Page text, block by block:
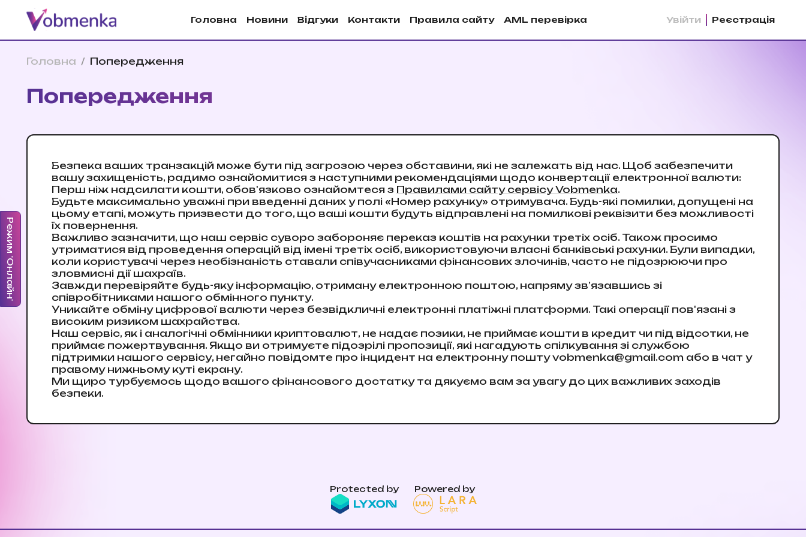
Головна Новини Вiдгуки Контакти Правила сайту AML перевірка Увійти Реєстрацiя
Головна / Попередження
Попередження
Безпека ваших транзакцій може бути під загрозою через обставини, які не залежать від нас. Щоб забезпечити
вашу захищеність, радимо ознайомитися з наступними рекомендаціями щодо конвертації електронної валюти:
Перш ніж надсилати кошти, обов'язково ознайомтеся з Правилами сайту сервісу Vobmenka.
Будьте максимально уважні при введенні даних у полі «Номер рахунку» отримувача. Будь-які помилки, допущені на
цьому етапі, можуть призвести до того, що ваші кошти будуть відправлені на помилкові реквізити без можливості
їх повернення.
Важливо зазначити, що наш сервіс суворо забороняє переказ коштів на рахунки третіх осіб. Також просимо
утриматися від проведення операцій від імені третіх осіб, використовуючи власні банківські рахунки. Були випадки,
коли користувачі через необізнаність ставали співучасниками фінансових злочинів, часто не підозрюючи про
зловмисні дії шахраїв.
Завжди перевіряйте будь-яку інформацію, отриману електронною поштою, напряму зв’язавшись зі
співробітниками нашого обмінного пункту.
Уникайте обміну цифрової валюти через безвідкличні електронні платіжні платформи. Такі операції пов'язані з
високим ризиком шахрайства.
Наш сервіс, як і аналогічні обмінники криптовалют, не надає позики, не приймає кошти в кредит чи під відсотки, не
приймає пожертвування. Якщо ви отримуєте підозрілі пропозиції, які нагадують спілкування зі службою
підтримки нашого сервісу, негайно повідомте про інцидент на електронну поштуvobmenka@gmail.com або в чат у
правому нижньому куті екрану.
Ми щиро турбуємось щодо вашого фінансового достатку та дякуємо вам за увагу до цих важливих заходів
безпеки.
Protected by Powered by
Режим 'Онлайн'